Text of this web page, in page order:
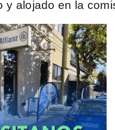
y alojado en la